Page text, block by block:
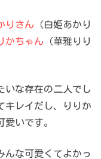
りさん （白姫あかり
かちゃん （華雅りり
いな存在の二人でし
キレイだし、りりか
いです。
んな可愛くてよかっ